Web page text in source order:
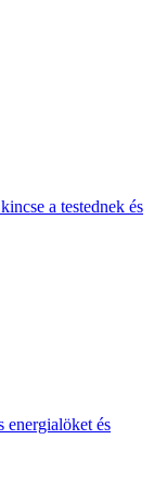
a testednek és
energialöket és